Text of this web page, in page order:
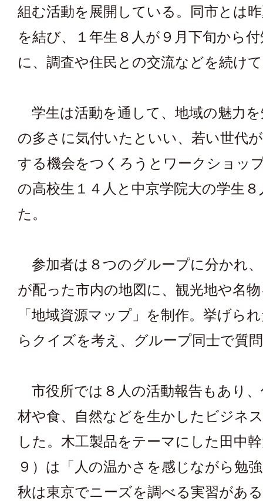
組む活動を展開している。同市とは
を結び、１年生８人が９月下旬から
に、調査や住民との交流などを続け
学生は活動を通して、地域の魅力
の多さに気付いたといい、若い世代
する機会をつくろうとワークショッ
の高校生１４人と中京学院大の学生
た。
参加者は８つのグループに分かれ
が配った市内の地図に、観光地や名
「地域資源マップ」を制作。挙げら
らクイズを考え、グループ同士で質
市役所では８人の活動報告もあり
材や食、自然などを生かしたビジネ
した。木工製品をテーマにした田中
９）は「人の温かさを感じながら勉
秋は東京でニーズを調べる実習があ